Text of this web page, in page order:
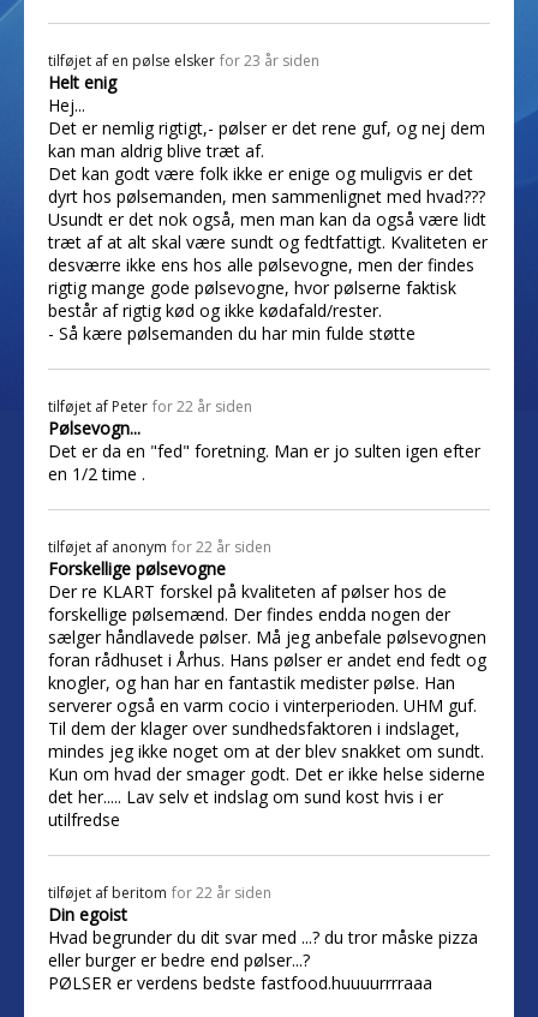
tilføjet af en pølse elsker for 23 år siden
Helt enig
Hej...
Det er nemlig rigtigt,- pølser er det rene guf, og nej dem
kan man aldrig blive træt af.
Det kan godt være folk ikke er enige og muligvis er det
dyrt hos pølsemanden, men sammenlignet med hvad???
Usundt er det nok også, men man kan da også være lidt
træt af at alt skal være sundt og fedtfattigt. Kvaliteten er
desværre ikke ens hos alle pølsevogne, men der findes
rigtig mange gode pølsevogne, hvor pølserne faktisk
består af rigtig kød og ikke kødafald/rester.
- Så kære pølsemanden du har min fulde støtte
tilføjet af Peter for 22 år siden
Pølsevogn...
Det er da en "fed" foretning. Man er jo sulten igen efter
en 1/2 time .
tilføjet af anonym for 22 år siden
Forskellige pølsevogne
Der re KLART forskel på kvaliteten af pølser hos de
forskellige pølsemænd. Der findes endda nogen der
sælger håndlavede pølser. Må jeg anbefale pølsevognen
foran rådhuset i Århus. Hans pølser er andet end fedt og
knogler, og han har en fantastik medister pølse. Han
serverer også en varm cocio i vinterperioden. UHM guf.
Til dem der klager over sundhedsfaktoren i indslaget,
mindes jeg ikke noget om at der blev snakket om sundt.
Kun om hvad der smager godt. Det er ikke helse siderne
det her..... Lav selv et indslag om sund kost hvis i er
utilfredse
tilføjet af beritom for 22 år siden
Din egoist
Hvad begrunder du dit svar med ...? du tror måske pizza
eller burger er bedre end pølser...?
PØLSER er verdens bedste fastfood.huuuurrrraaa